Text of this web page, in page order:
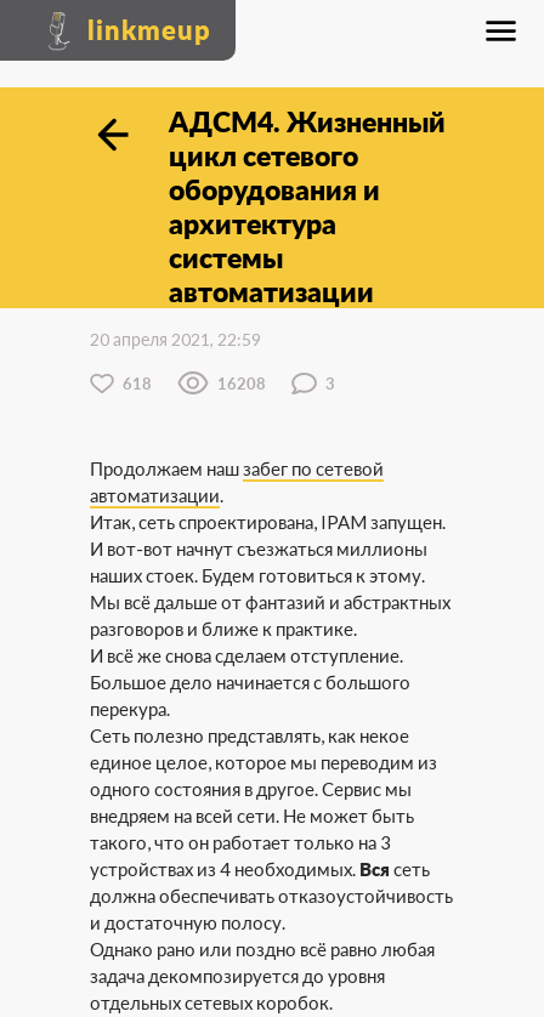
linkmeup
АДСМ4. Жизненный
цикл сетевого
оборудования и
архитектура
системы
автоматизации
20 апреля 2021, 22:59
618 16208 3
Продолжаем нашзабег по сетевой
автоматизации.
Итак, сеть спроектирована, IPAM запущен.
И вот-вот начнут съезжаться миллионы
наших стоек. Будем готовиться к этому.
Мы всё дальше от фантазий и абстрактных
разговоров и ближе к практике.
И всё же снова сделаем отступление.
Большое дело начинается с большого
перекура.
Сеть полезно представлять, как некое
единое целое, которое мы переводим из
одного состояния в другое. Сервис мы
внедряем на всей сети. Не может быть
такого, что он работает только на 3
устройствах из 4 необходимых. Вся сеть
должна обеспечивать отказоустойчивость
и достаточную полосу.
Однако рано или поздно всё равно любая
задача декомпозируется до уровня
отдельных сетевых коробок.